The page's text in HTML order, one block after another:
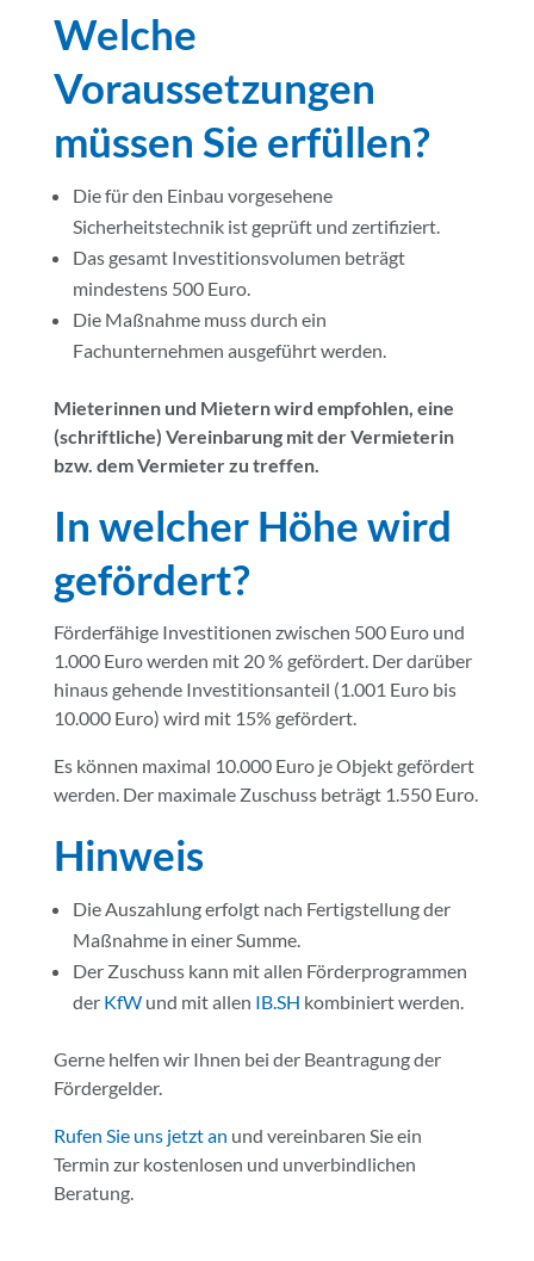
Welche
Voraussetzungen
müssen Sie erfüllen?
Die für den Einbau vorgesehene
Sicherheitstechnik ist geprüft und zertifiziert.
Das gesamt Investitionsvolumen beträgt
mindestens 500 Euro.
Die Maßnahme muss durch ein
Fachunternehmen ausgeführt werden.
Mieterinnen und Mietern wird empfohlen, eine
(schriftliche) Vereinbarung mit der Vermieterin
bzw. dem Vermieter zu treffen.
In welcher Höhe wird
gefördert?
Förderfähige Investitionen zwischen 500 Euro und
1.000 Euro werden mit 20 % gefördert. Der darüber
hinaus gehende Investitionsanteil (1.001 Euro bis
10.000 Euro) wird mit 15% gefördert.
Es können maximal 10.000 Euro je Objekt gefördert
werden. Der maximale Zuschuss beträgt 1.550 Euro.
Hinweis
Die Auszahlung erfolgt nach Fertigstellung der
Maßnahme in einer Summe.
Der Zuschuss kann mit allen Förderprogrammen
der KfWund mit allen IB.SH kombiniert werden.
Gerne helfen wir Ihnen bei der Beantragung der
Fördergelder.
Rufen Sie uns jetzt an und vereinbaren Sie ein
Termin zur kostenlosen und unverbindlichen
Beratung.